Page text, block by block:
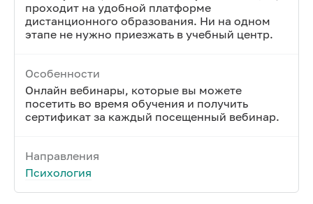
проходит на удобной платформе
дистанционного образования. Ни на одном
этапе не нужно приезжать в учебный центр.
Особенности
Онлайн вебинары, которые вы можете
посетить во время обучения и получить
сертификат за каждый посещенный вебинар.
Направления
Психология